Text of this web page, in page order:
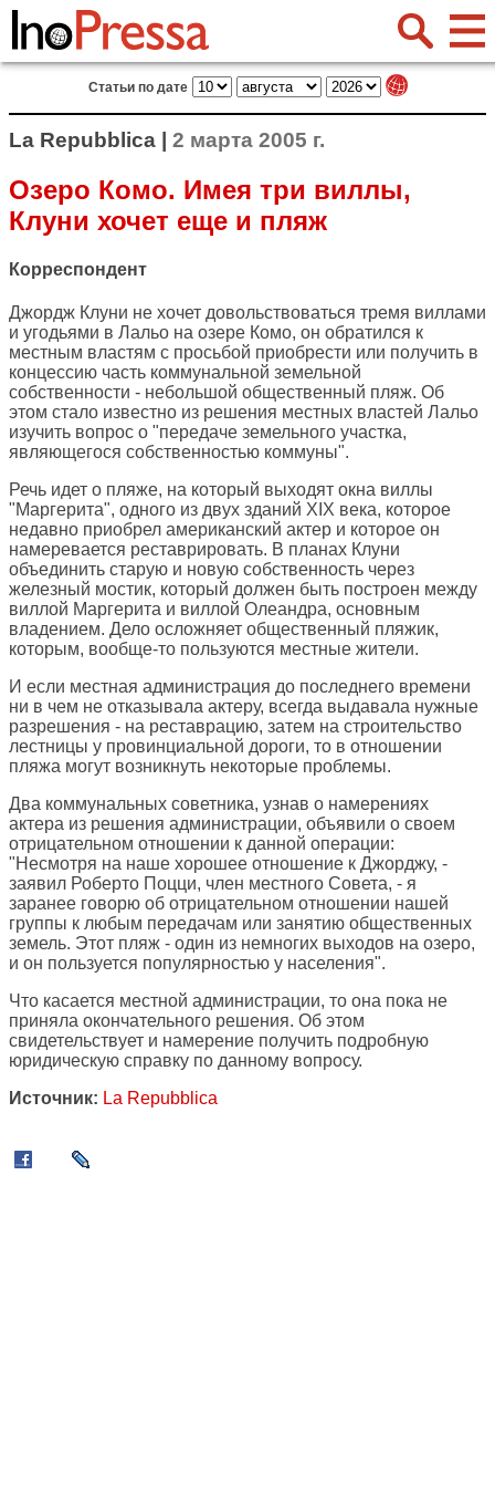
Статьи по дате
La Repubblica | 2 марта 2005 г.
Озеро Комо. Имея три виллы,
Клуни хочет еще и пляж
Корреспондент
Джордж Клуни не хочет довольствоваться тремя виллами
и угодьями в Лальо на озере Комо, он обратился к
местным властям с просьбой приобрести или получить в
концессию часть коммунальной земельной
собственности - небольшой общественный пляж. Об
этом стало известно из решения местных властей Лальо
изучить вопрос о "передаче земельного участка,
являющегося собственностью коммуны".
Речь идет о пляже, на который выходят окна виллы
"Маргерита", одного из двух зданий XIX века, которое
недавно приобрел американский актер и которое он
намеревается реставрировать. В планах Клуни
объединить старую и новую собственность через
железный мостик, который должен быть построен между
виллой Маргерита и виллой Олеандра, основным
владением. Дело осложняет общественный пляжик,
которым, вообще-то пользуются местные жители.
И если местная администрация до последнего времени
ни в чем не отказывала актеру, всегда выдавала нужные
разрешения - на реставрацию, затем на строительство
лестницы у провинциальной дороги, то в отношении
пляжа могут возникнуть некоторые проблемы.
Два коммунальных советника, узнав о намерениях
актера из решения администрации, объявили о своем
отрицательном отношении к данной операции:
"Несмотря на наше хорошее отношение к Джорджу, -
заявил Роберто Поцци, член местного Совета, - я
заранее говорю об отрицательном отношении нашей
группы к любым передачам или занятию общественных
земель. Этот пляж - один из немногих выходов на озеро,
и он пользуется популярностью у населения".
Что касается местной администрации, то она пока не
приняла окончательного решения. Об этом
свидетельствует и намерение получить подробную
юридическую справку по данному вопросу.
Источник: La Repubblica